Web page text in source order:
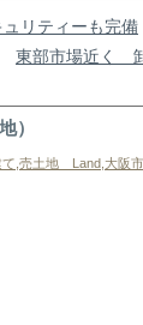
リティーも完備
東部市場近く
）
売土地 Land 大阪